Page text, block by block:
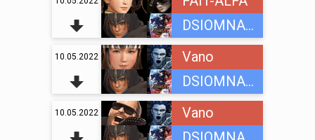
DSIOMNAINC
10.05.2022
Vano
DSIOMNAINC
10.05.2022
Vano